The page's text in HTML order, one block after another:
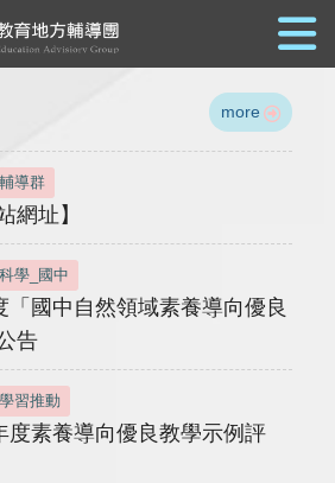
more
導群
網址】
學_國中
「國中自然領域素養導向優良
告
習推動
度素養導向優良教學示例評